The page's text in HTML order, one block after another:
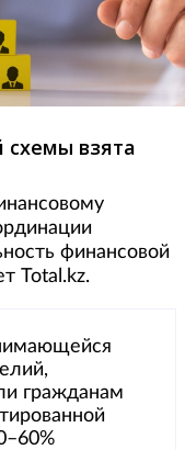
схемы взята
финансовой
Total.kz.
гражданам